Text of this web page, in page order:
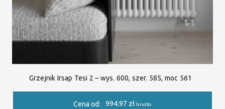
Grzejnik Irsap Tesi 2 – wys. 600, szer. 585, moc 561
Cena od: 994.97 zł brutto